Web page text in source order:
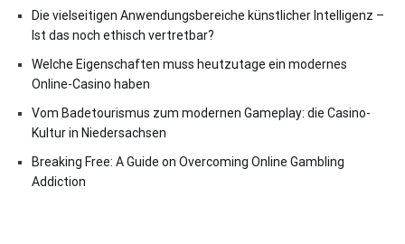
Die vielseitigen Anwendungsbereiche künstlicher Intelligenz –
Ist das noch ethisch vertretbar?
Welche Eigenschaften muss heutzutage ein modernes
Online-Casino haben
Vom Badetourismus zum modernen Gameplay: die Casino-
Kultur in Niedersachsen
Breaking Free: A Guide on Overcoming Online Gambling
Addiction